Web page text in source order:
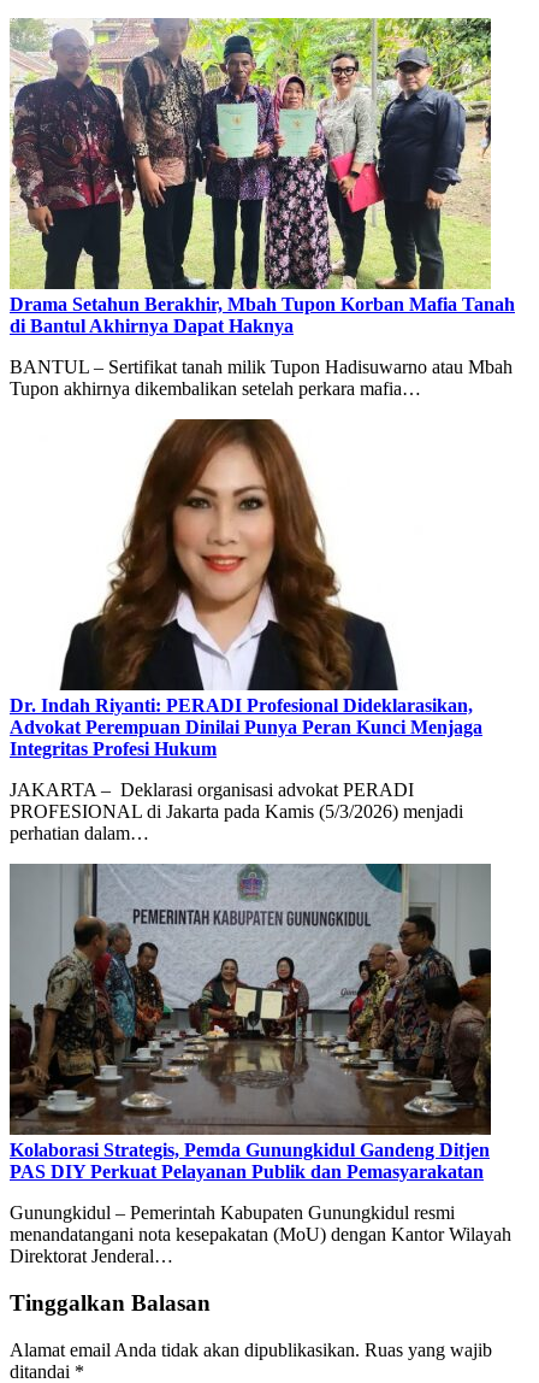
Drama Setahun Berakhir, Mbah Tupon Korban Mafia Tanah
di Bantul Akhirnya Dapat Haknya
BANTUL – Sertifikat tanah milik Tupon Hadisuwarno atau Mbah
Tupon akhirnya dikembalikan setelah perkara mafia…
Dr. Indah Riyanti: PERADI Profesional Dideklarasikan,
Advokat Perempuan Dinilai Punya Peran Kunci Menjaga
Integritas Profesi Hukum
JAKARTA – Deklarasi organisasi advokat PERADI
PROFESIONAL di Jakarta pada Kamis (5/3/2026) menjadi
perhatian dalam…
Kolaborasi Strategis, Pemda Gunungkidul Gandeng Ditjen
PAS DIY Perkuat Pelayanan Publik dan Pemasyarakatan
Gunungkidul – Pemerintah Kabupaten Gunungkidul resmi
menandatangani nota kesepakatan (MoU) dengan Kantor Wilayah
Direktorat Jenderal…
Tinggalkan Balasan
Alamat email Anda tidak akan dipublikasikan. Ruas yang wajib
ditandai *